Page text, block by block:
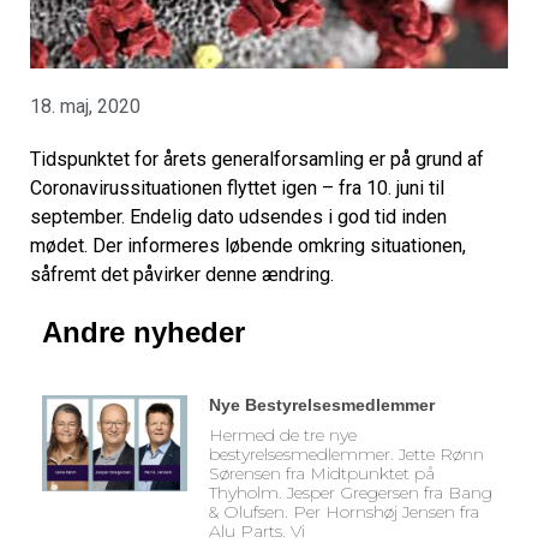
18. maj, 2020
Tidspunktet for årets generalforsamling er på grund af
Coronavirussituationen flyttet igen – fra 10. juni til
september. Endelig dato udsendes i god tid inden
mødet. Der informeres løbende omkring situationen,
såfremt det påvirker denne ændring.
Andre nyheder
Nye Bestyrelsesmedlemmer
Hermed de tre nye
bestyrelsesmedlemmer. Jette Rønn
Sørensen fra Midtpunktet på
Thyholm. Jesper Gregersen fra Bang
& Olufsen. Per Hornshøj Jensen fra
Alu Parts. Vi